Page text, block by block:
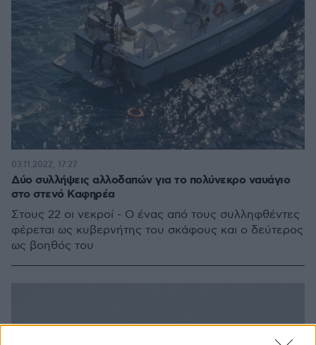
Δύο συλλήψεις αλλοδαπών για το πολύνεκρο ναυάγιο
στο στενό Καφηρέα
Στους 22 οι νεκροί - Ο ένας από τους συλληφθέντες
φέρεται ως κυβερνήτης του σκάφους και ο δεύτερος
ως βοηθός του
03.11.2022, 17:27